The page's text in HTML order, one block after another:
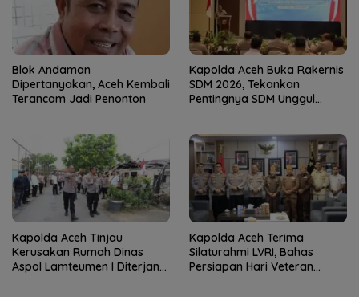
Blok Andaman
Dipertanyakan, Aceh Kembali
Terancam Jadi Penonton
Kapolda Aceh Buka Rakernis
SDM 2026, Tekankan
Pentingnya SDM Unggul
Kapolda Aceh Tinjau
Kerusakan Rumah Dinas
Aspol Lamteumen I Diterjang
Kapolda Aceh Terima
Silaturahmi LVRI, Bahas
Persiapan Hari Veteran